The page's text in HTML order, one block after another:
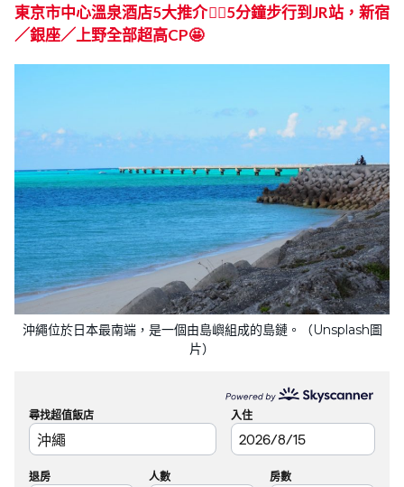
東京市中心溫泉酒店5大推介👍🏻5分鐘步行到JR站，新宿
／銀座／上野全部超高CP🤩
沖繩位於日本最南端，是一個由島嶼組成的島鏈。（Unsplash圖
片）